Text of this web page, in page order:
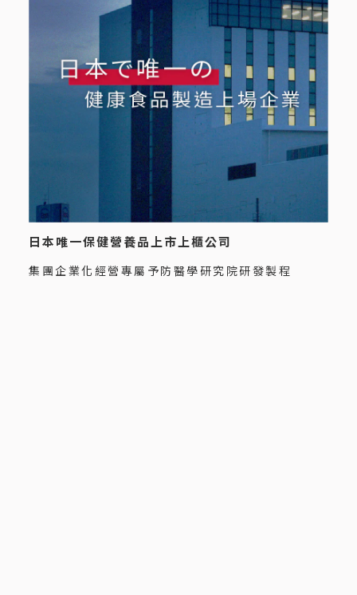
日本唯一保健營養品上市上櫃公司
集團企業化經營專屬予防醫學研究院研發製程